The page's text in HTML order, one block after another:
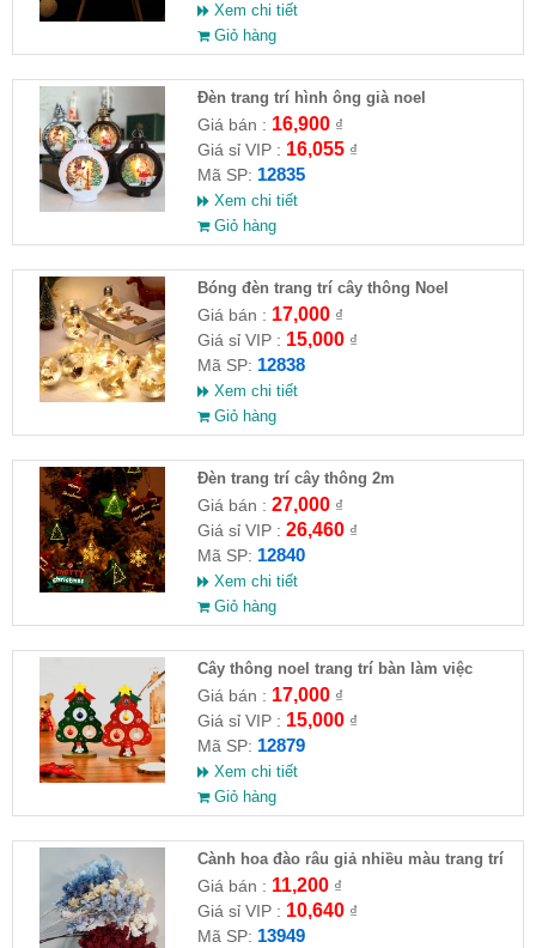
Xem chi tiết
Giỏ hàng
Đèn trang trí hình ông già noel
Giá bán : 16,900₫
Giá sỉ VIP : 16,055₫
Mã SP: 12835
Xem chi tiết
Giỏ hàng
Bóng đèn trang trí cây thông Noel
Giá bán : 17,000₫
Giá sỉ VIP : 15,000₫
Mã SP: 12838
Xem chi tiết
Giỏ hàng
Đèn trang trí cây thông 2m
Giá bán : 27,000₫
Giá sỉ VIP : 26,460₫
Mã SP: 12840
Xem chi tiết
Giỏ hàng
Cây thông noel trang trí bàn làm việc
Giá bán : 17,000₫
Giá sỉ VIP : 15,000₫
Mã SP: 12879
Xem chi tiết
Giỏ hàng
Cành hoa đào râu giả nhiều màu trang trí
Giá bán : 11,200₫
Giá sỉ VIP : 10,640₫
Mã SP: 13949